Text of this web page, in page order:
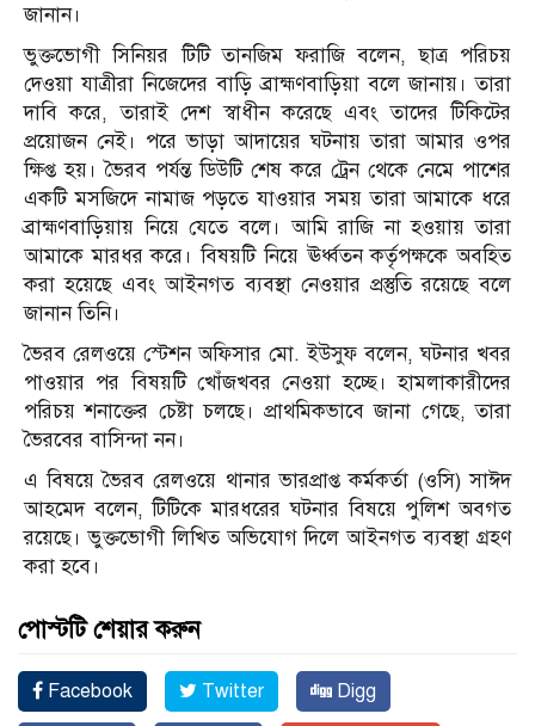
জানান।
ভুক্তভোগী সিনিয়র টিটি তানজিম ফরাজি বলেন, ছাত্র পরিচয়
দেওয়া যাত্রীরা নিজেদের বাড়ি ব্রাহ্মণবাড়িয়া বলে জানায়। তারা
দাবি করে, তারাই দেশ স্বাধীন করেছে এবং তাদের টিকিটের
প্রয়োজন নেই। পরে ভাড়া আদায়ের ঘটনায় তারা আমার ওপর
ক্ষিপ্ত হয়। ভৈরব পর্যন্ত ডিউটি শেষ করে ট্রেন থেকে নেমে পাশের
একটি মসজিদে নামাজ পড়তে যাওয়ার সময় তারা আমাকে ধরে
ব্রাহ্মণবাড়িয়ায় নিয়ে যেতে বলে। আমি রাজি না হওয়ায় তারা
আমাকে মারধর করে। বিষয়টি নিয়ে ঊর্ধ্বতন কর্তৃপক্ষকে অবহিত
করা হয়েছে এবং আইনগত ব্যবস্থা নেওয়ার প্রস্তুতি রয়েছে বলে
জানান তিনি।
ভৈরব রেলওয়ে স্টেশন অফিসার মো. ইউসুফ বলেন, ঘটনার খবর
পাওয়ার পর বিষয়টি খোঁজখবর নেওয়া হচ্ছে। হামলাকারীদের
পরিচয় শনাক্তের চেষ্টা চলছে। প্রাথমিকভাবে জানা গেছে, তারা
ভৈরবের বাসিন্দা নন।
এ বিষয়ে ভৈরব রেলওয়ে থানার ভারপ্রাপ্ত কর্মকর্তা (ওসি) সাঈদ
আহমেদ বলেন, টিটিকে মারধরের ঘটনার বিষয়ে পুলিশ অবগত
রয়েছে। ভুক্তভোগী লিখিত অভিযোগ দিলে আইনগত ব্যবস্থা গ্রহণ
করা হবে।
পোস্টটি শেয়ার করুন
Facebook Twitter Digg